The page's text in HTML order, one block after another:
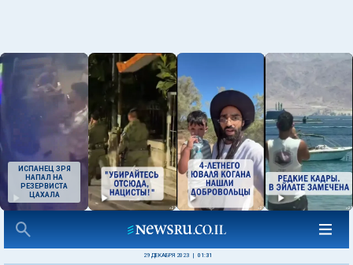
ИСПАНЕЦ ЗРЯ
НАПАЛ НА
РЕЗЕРВИСТА
ЦАХАЛА
29 ДЕКАБРЯ 2023 01:31